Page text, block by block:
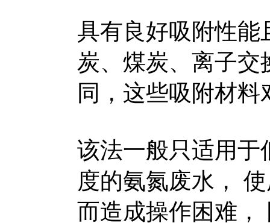
具有良好吸附性能
炭、煤炭、离子交
同，这些吸附材
该法一般只适用于
度的氨氮废水，
而造成操作困难，